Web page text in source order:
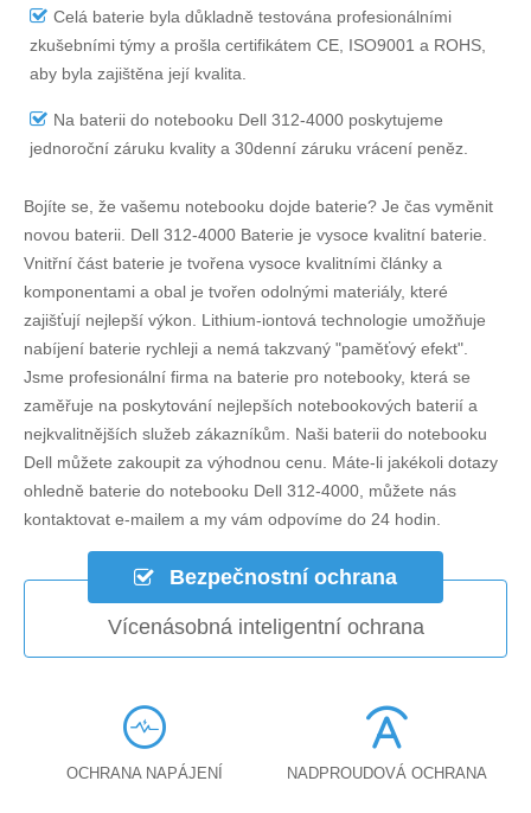
Celá baterie byla důkladně testována profesionálními
zkušebními týmy a prošla certifikátem CE, ISO9001 a ROHS,
aby byla zajištěna její kvalita.
Na baterii do notebooku Dell 312-4000 poskytujeme
jednoroční záruku kvality a 30denní záruku vrácení peněz.
Bojíte se, že vašemu notebooku dojde baterie? Je čas vyměnit
novou baterii. Dell 312-4000 Baterie je vysoce kvalitní baterie.
Vnitřní část baterie je tvořena vysoce kvalitními články a
komponentami a obal je tvořen odolnými materiály, které
zajišťují nejlepší výkon. Lithium-iontová technologie umožňuje
nabíjení baterie rychleji a nemá takzvaný "paměťový efekt".
Jsme profesionální firma na baterie pro notebooky, která se
zaměřuje na poskytování nejlepších notebookových baterií a
nejkvalitnějších služeb zákazníkům. Naši baterii do notebooku
Dell můžete zakoupit za výhodnou cenu. Máte-li jakékoli dotazy
ohledně baterie do notebooku Dell 312-4000, můžete nás
kontaktovat e-mailem a my vám odpovíme do 24 hodin.
Bezpečnostní ochrana
Vícenásobná inteligentní ochrana
OCHRANA NAPÁJENÍ NADPROUDOVÁ OCHRANA